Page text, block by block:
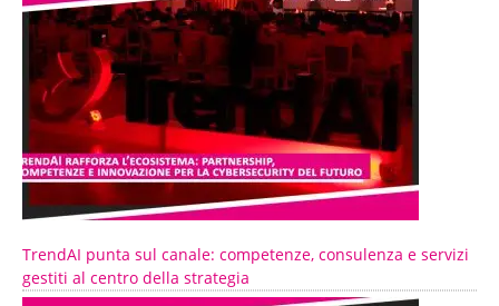
TrendAI punta sul canale: competenze, consulenza e servizi
gestiti al centro della strategia